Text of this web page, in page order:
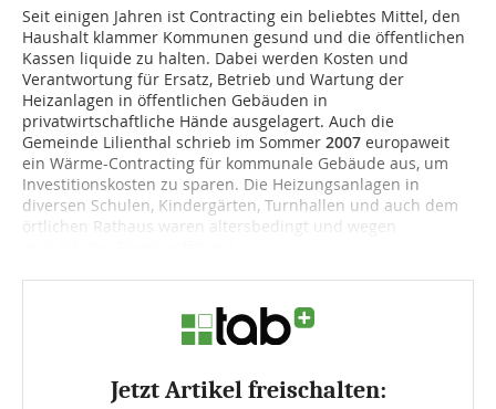
Seit einigen Jahren ist Contracting ein beliebtes Mittel, den
Haushalt klammer Kommunen gesund und die öffentlichen
Kassen liquide zu halten. Dabei werden Kosten und
Verantwortung für Ersatz, Betrieb und Wartung der
Heizanlagen in öffentlichen Gebäuden in
privatwirtschaftliche Hände ausgelagert. Auch die
Gemeinde Lilienthal schrieb im Sommer 2007 europaweit
ein Wärme-Contracting für kommunale Gebäude aus, um
Investitionskosten zu sparen. Die Heizungsanlagen in
diversen Schulen, Kindergärten, Turnhallen und auch dem
örtlichen Rathaus waren altersbedingt und wegen
Jetzt Artikel freischalten: